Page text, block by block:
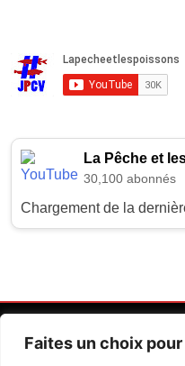
Faites un choix
La Pêche et
30,100 abonnés
Chargement de la